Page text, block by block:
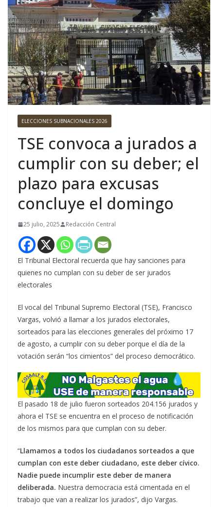
ELECCIONES SUBNACIONALES 2026
TSE convoca a jurados a
cumplir con su deber; el
plazo para excusas
concluye el domingo
25 julio, 2025 Redacción Central
El Tribunal Electoral recuerda que hay sanciones para
quienes no cumplan con su deber de ser jurados
electorales
El vocal del Tribunal Supremo Electoral (TSE), Francisco
Vargas, volvió a llamar a los jurados electorales,
sorteados para las elecciones generales del próximo 17
de agosto, a cumplir con su deber porque el día de la
votación serán “los cimientos” del proceso democrático.
El pasado 18 de julio fueron sorteados 204.156 jurados y
ahora el TSE se encuentra en el proceso de notificación
de los mismos para que cumplan con su deber.
“Llamamos a todos los ciudadanos sorteados a que
cumplan con este deber ciudadano, este deber cívico.
Nadie puede incumplir este deber de manera
deliberada. Nuestra democracia está cimentada en el
trabajo que van a realizar los jurados”, dijo Vargas.